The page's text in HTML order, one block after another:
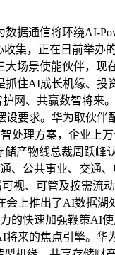
通信将环绕AI-
集，正在日前举办
场景使能伙伴，
住AI成长机缘、
网、共赢数智将来
要求。华为取伙伴
处理方案，企业上
产物线总裁周跃峰
公共事业、交通
视、可管及按需流
上推出了AI数据湖
的快速加强鞭策AI
来的焦点引擎。华